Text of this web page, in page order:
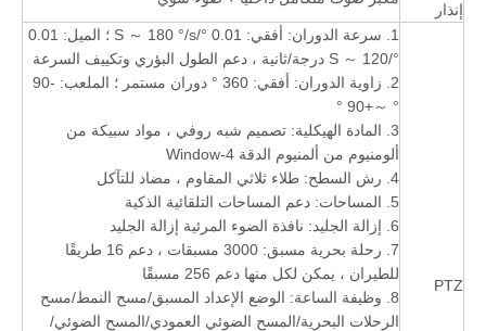
إنذار
PTZ
1. سرعة الدوران: أفقي: 0.01 °/S ～ 180 °/s ؛ الميل: 0.01
°/S ～ 120 درجة/ثانية ، دعم الطول البؤري وتكييف السرعة
2. زاوية الدوران: أفقي: 360 ° دوران مستمر ؛ الملعب: -90
° ～+90 °
3. المادة الهيكلية: تصميم شبه روفي ، مواد سبيكة من
ألومنيوم من ألمنيوم الدقة 4-Window
4. رش السطح: طلاء ثلاثي المقاوم ، مضاد للتآكل
5. المساحات: دعم المساحات التلقائية الذكية
6. إزالة الجليد: نافذة الضوء المرئية إزالة الجليد
7. رحلة بحرية مسبق: 3000 مسبقات ، دعم 16 طريقًا
للطيران ، يمكن لكل منها دعم 256 مسبقًا
8. وظيفة الساعة: الوضع الإعداد المسبق/مسح النمط/مسح
الرحلات البحرية/المسح الضوئي العمودي/المسح الضوئي/